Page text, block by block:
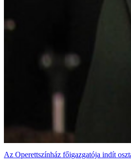
Az Operettszínház főigazgatója indít